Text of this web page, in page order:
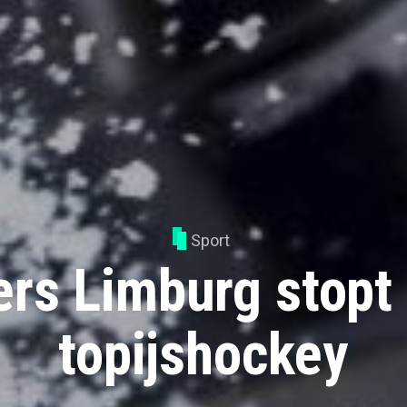
Sport
Limburg
topijshockey